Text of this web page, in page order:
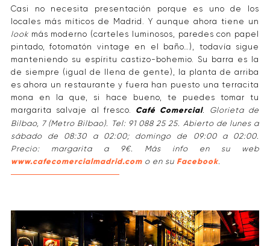
Casi no necesita presentación porque es uno de los
locales más míticos de Madrid. Y aunque ahora tiene un
lookmás moderno (carteles luminosos, paredes con papel
pintado, fotomatón vintage en el baño…), todavía sigue
manteniendo su espíritu castizo-bohemio. Su barra es la
de siempre (igual de llena de gente), la planta de arriba
es ahora un restaurante y fuera han puesto una terracita
mona en la que, si hace bueno, te puedes tomar tu
margarita salvaje al fresco. Café Comercial. Glorieta de
Bilbao, 7 (Metro Bilbao). Tel: 91 088 25 25. Abierto de lunes a
sábado de 08:30 a 02:00; domingo de 09:00 a 02:00.
Precio: margarita a 9€. Más info en su web
www.cafecomercialmadrid.como en su Facebook.